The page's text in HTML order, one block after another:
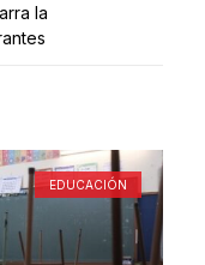
la
EDUCACIÓN